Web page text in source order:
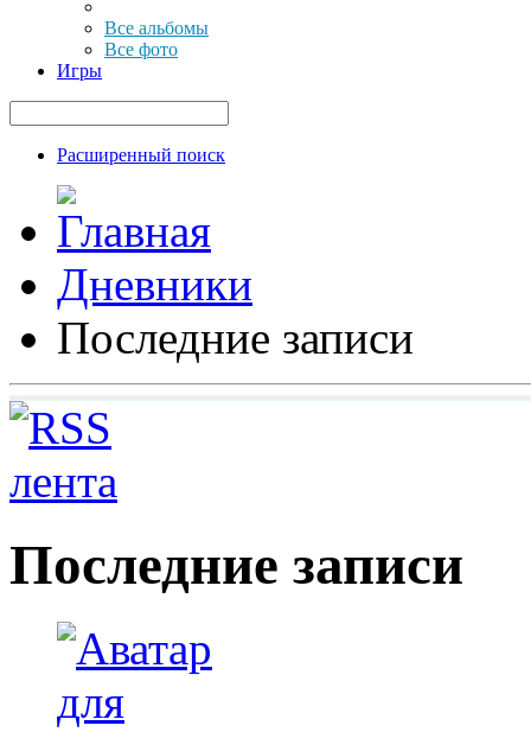
Все альбомы
Все фото
Игры
Расширенный поиск
Дневники
Последние записи
Последние записи